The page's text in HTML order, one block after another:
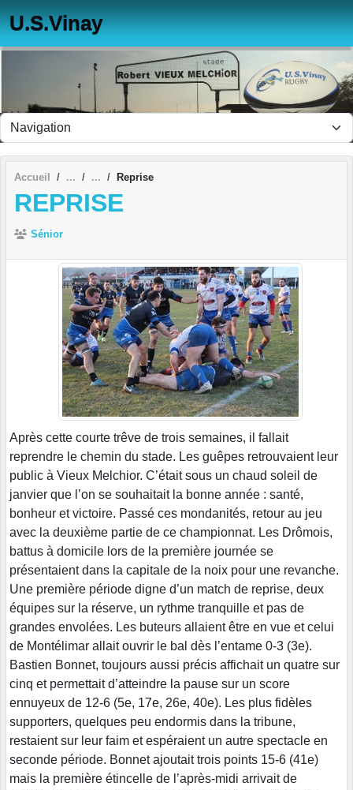
U.S.Vinay
Accueil Reprise
REPRISE
Sénior
Après cette courte trêve de trois semaines, il fallait
reprendre le chemin du stade. Les guêpes retrouvaient leur
public à Vieux Melchior. C’était sous un chaud soleil de
janvier que l’on se souhaitait la bonne année : santé,
bonheur et victoire. Passé ces mondanités, retour au jeu
avec la deuxième partie de ce championnat. Les Drômois,
battus à domicile lors de la première journée se
présentaient dans la capitale de la noix pour une revanche.
Une première période digne d’un match de reprise, deux
équipes sur la réserve, un rythme tranquille et pas de
grandes envolées. Les buteurs allaient être en vue et celui
de Montélimar allait ouvrir le bal dès l’entame 0-3 (3e).
Bastien Bonnet, toujours aussi précis affichait un quatre sur
cinq et permettait d’atteindre la pause sur un score
ennuyeux de 12-6 (5e, 17e, 26e, 40e). Les plus fidèles
supporters, quelques peu endormis dans la tribune,
restaient sur leur faim et espéraient un autre spectacle en
seconde période. Bonnet ajoutait trois points 15-6 (41e)
mais la première étincelle de l’après-midi arrivait de